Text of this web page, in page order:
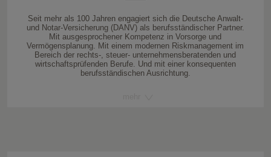
Seit mehr als 100 Jahren engagiert sich die Deutsche Anwalt-
und Notar-Versicherung (DANV) als berufsständischer Partner.
Mit ausgesprochener Kompetenz in Vorsorge und
Vermögensplanung. Mit einem modernen Riskmanagement im
Bereich der rechts-, steuer- unternehmensberatenden und
wirtschaftsprüfenden Berufe. Und mit einer konsequenten
berufsständischen Ausrichtung.